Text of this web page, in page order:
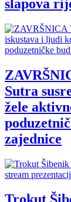
slapova
Sutra
žele
zajednice